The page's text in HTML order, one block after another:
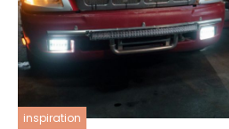
inspiration